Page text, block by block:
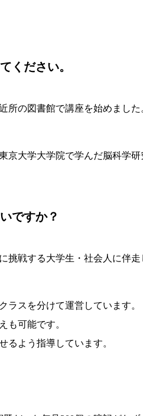
ください。
の図書館で講座を始めました
京大学大学院で学んだ脳科学
ですか？
戦する大学生・社会人に伴走
スを分けて運営しています。
も可能です。
るよう指導しています。